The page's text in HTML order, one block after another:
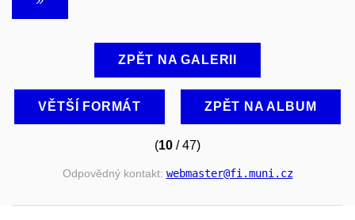
ZPĚT NA GALERII
VĚTŠÍ FORMÁT ZPĚT NA ALBUM
(10 / 47)
Odpovědný kontakt: webmaster@fi.muni.cz